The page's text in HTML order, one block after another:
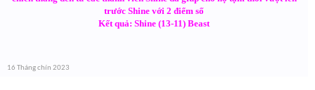
trước Shine với 2 điểm số
Kết quả: Shine (13-11) Beast
16 Tháng chín 2023